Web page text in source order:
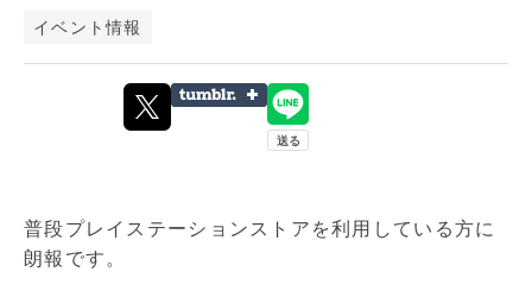
イベント情報
普段プレイステーションストアを利用している方に
朗報です。